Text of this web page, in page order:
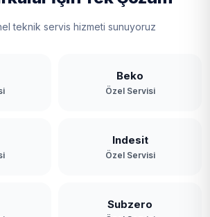
teknik servis hizmeti sunuyoruz
Beko
Özel Servisi
Indesit
Özel Servisi
Subzero